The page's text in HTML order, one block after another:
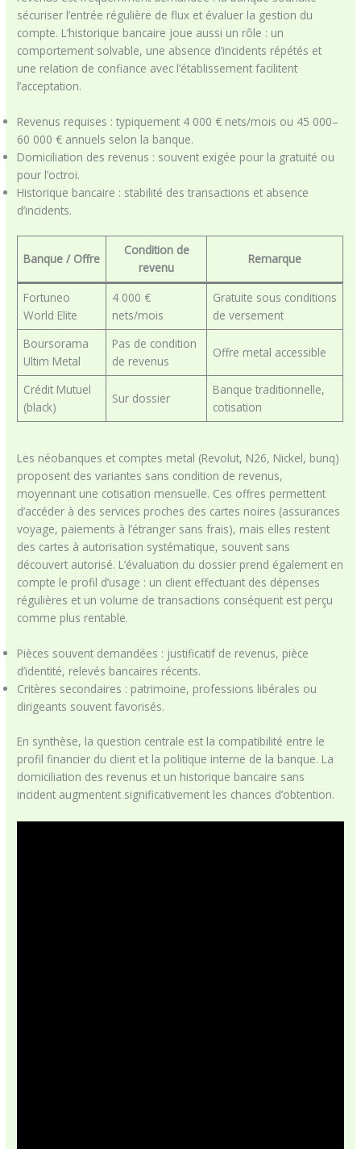
sécuriser l’entrée régulière de flux et évaluer la gestion du
compte. L’historique bancaire joue aussi un rôle : un
comportement solvable, une absence d’incidents répétés et
une relation de confiance avec l’établissement facilitent
l’acceptation.
Revenus requises : typiquement 4 000 € nets/mois ou 45 000–
60 000 € annuels selon la banque.
Domiciliation des revenus : souvent exigée pour la gratuité ou
pour l’octroi.
Historique bancaire : stabilité des transactions et absence
d’incidents.
Banque / Offre
Condition de
revenu
Remarque
Fortuneo
World Elite
4 000 €
nets/mois
Gratuite sous conditions
de versement
Boursorama
Ultim Metal
Pas de condition
de revenus
Offre metal accessible
Crédit Mutuel
(black)
Sur dossier
Banque traditionnelle,
cotisation
Les néobanques et comptes metal (Revolut, N26, Nickel, bunq)
proposent des variantes sans condition de revenus,
moyennant une cotisation mensuelle. Ces offres permettent
d’accéder à des services proches des cartes noires (assurances
voyage, paiements à l’étranger sans frais), mais elles restent
des cartes à autorisation systématique, souvent sans
découvert autorisé. L’évaluation du dossier prend également en
compte le profil d’usage : un client effectuant des dépenses
régulières et un volume de transactions conséquent est perçu
comme plus rentable.
Pièces souvent demandées : justificatif de revenus, pièce
d’identité, relevés bancaires récents.
Critères secondaires : patrimoine, professions libérales ou
dirigeants souvent favorisés.
En synthèse, la question centrale est la compatibilité entre le
profil financier du client et la politique interne de la banque. La
domiciliation des revenus et un historique bancaire sans
incident augmentent significativement les chances d’obtention.